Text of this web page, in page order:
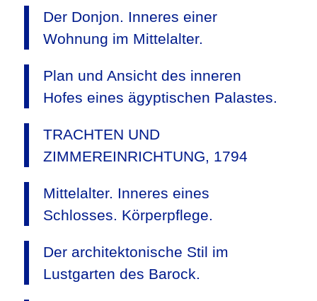
Der Donjon. Inneres einer
Wohnung im Mittelalter.
Plan und Ansicht des inneren
Hofes eines ägyptischen Palastes.
TRACHTEN UND
ZIMMEREINRICHTUNG, 1794
Mittelalter. Inneres eines
Schlosses. Körperpflege.
Der architektonische Stil im
Lustgarten des Barock.